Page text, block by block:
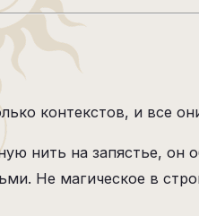
контекстов, и все
нить на запястье, он
Не магическое в